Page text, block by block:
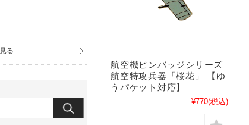
航空機ピンバッジシリーズ
航空特攻兵器「桜花」 【ゆ
うパケット対応】
¥770(税込)
る